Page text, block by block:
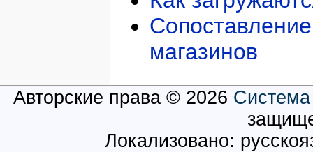
магазинов
Авторские права © 2026
Локализовано: